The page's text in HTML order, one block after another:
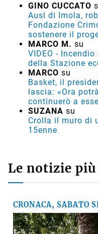
GINO CUCCATO
Ausl di Imola,
Fondazione
sostenere il
MARCO M. su
VIDEO -
della Stazione
MARCO su
Basket, il
lascia: «Ora
continuerò a
SUZANA su
Crolla il muro di
15enne
Le notizie
CRONACA, SABATO